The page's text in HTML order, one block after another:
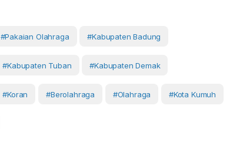
#pakaian Olahraga #Kabupaten Badung
#Kabupaten Tuban #Kabupaten Demak
#koran #berolahraga #Olahraga #kota Kumuh